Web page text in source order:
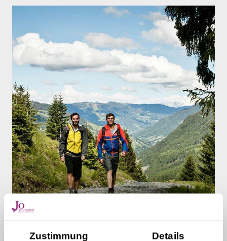
Zustimmung Details
Sommerurlaub in Saalbach
Hinterglemm